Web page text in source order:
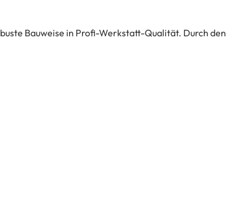
Bauweise in Profi-Werkstatt-Qualität. Durch den